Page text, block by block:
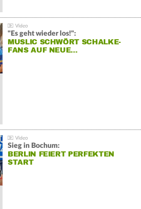
"Es geht wieder los!":
MUSLIC SCHWÖRT SCHALKE-
FANS AUF NEUE…
Sieg in Bochum:
BERLIN FEIERT PERFEKTEN
START